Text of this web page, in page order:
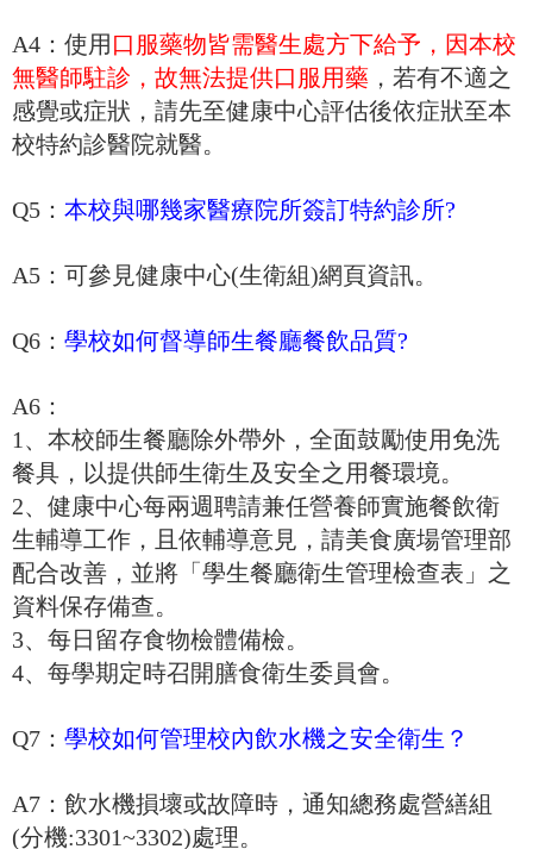
A4：使用 口 服藥物皆需醫生處方下給予，因本校
無醫師駐診，故無法提供口服用藥 ，若有不適之
感覺或症狀，請先至健康中心評估後依症狀至本
校特約診醫院就醫。
Q5： 本校與哪幾家醫療院所簽訂特約診所?
A5：可參見健康中心(生衛組)網頁資訊。
Q6： 學校如何督導師生餐廳餐飲品質?
A6：
1、本校師生餐廳除外帶外，全面鼓勵使用免洗
餐具，以提供師生衛生及安全之用餐環境。
2、健康中心每兩週聘請兼任營養師實施餐飲衛
生輔導工作，且依輔導意見，請美食廣場管理部
配合改善，並將「學生餐廳衛生管理檢查表」之
資料保存備查。
3、每日留存食物檢體備檢。
4、每學期定時召開膳食衛生委員會。
Q7： 學校如何管理校內飲水機之安全衛生？
A7：飲水機損壞或故障時，通知總務處營繕組
(分機:3301~3302)處理。